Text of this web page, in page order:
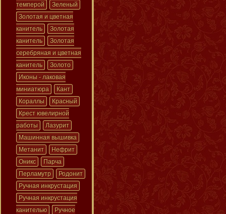
темперой
Зеленый
Золотая и цветная
канитель
Золотая
канитель
Золотая
серебряная и цветная
канитель
Золото
Иконы - лаковая
миниатюра
Кант
Кораллы
Красный
Крест ювелирной
работы
Лазурит
Машинная вышивка
Метанит
Нефрит
Оникс
Парча
Перламутр
Родонит
Ручная инкрустация
Ручная инкрустация
канителью
Ручное